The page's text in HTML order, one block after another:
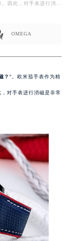
因此，对手表进行消磁
OMEGA
？ ”。欧米茄手表作为精
对手表进行消磁是非常